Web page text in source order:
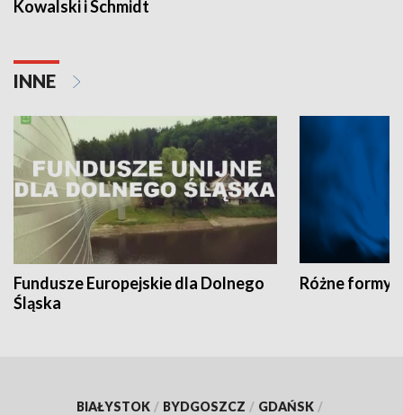
Kowalski i Schmidt
INNE
Fundusze Europejskie dla Dolnego
Śląska
Różne formy
BIAŁYSTOK / BYDGOSZCZ / GDAŃSK /